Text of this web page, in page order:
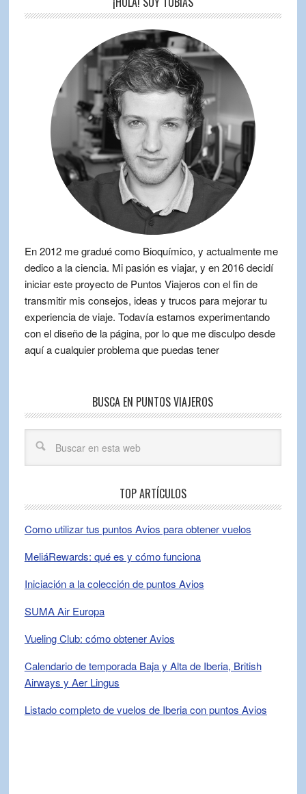
En 2012 me gradué como Bioquímico, y actualmente me
dedico a la ciencia. Mi pasión es viajar, y en 2016 decidí
iniciar este proyecto de Puntos Viajeros con el fin de
transmitir mis consejos, ideas y trucos para mejorar tu
experiencia de viaje. Todavía estamos experimentando
con el diseño de la página, por lo que me disculpo desde
aquí a cualquier problema que puedas tener
BUSCA EN PUNTOS VIAJEROS
TOP ARTÍCULOS
Como utilizar tus puntos Avios para obtener vuelos
MeliáRewards: qué es y cómo funciona
Iniciación a la colección de puntos Avios
SUMA Air Europa
Vueling Club: cómo obtener Avios
Calendario de temporada Baja y Alta de Iberia, British
Airways y Aer Lingus
Listado completo de vuelos de Iberia con puntos Avios